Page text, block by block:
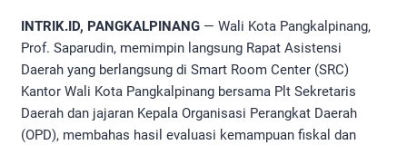
INTRIK.ID, PANGKALPINANG — Wali Kota Pangkalpinang,
Prof. Saparudin, memimpin langsung Rapat Asistensi
Daerah yang berlangsung di Smart Room Center (SRC)
Kantor Wali Kota Pangkalpinang bersama Plt Sekretaris
Daerah dan jajaran Kepala Organisasi Perangkat Daerah
(OPD), membahas hasil evaluasi kemampuan fiskal dan